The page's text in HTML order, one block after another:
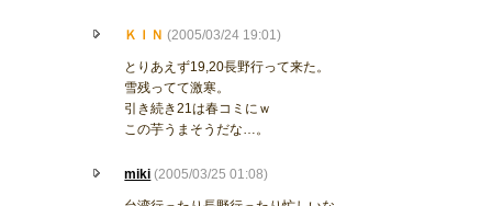
ＫＩＮ (2005/03/24 19:01)
とりあえず19,20長野行って来た。
雪残ってて激寒。
引き続き21は春コミにｗ
この芋うまそうだな…。
miki (2005/03/25 01:08)